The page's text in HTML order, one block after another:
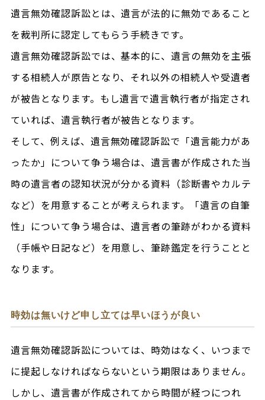
遺言無効確認訴訟とは、遺言が法的に無効であること
を裁判所に認定してもらう手続きです。
遺言無効確認訴訟では、基本的に、遺言の無効を主張
する相続人が原告となり、それ以外の相続人や受遺者
が被告となります。もし遺言で遺言執行者が指定され
ていれば、遺言執行者が被告となります。
そして、例えば、遺言無効確認訴訟で「遺言能力があ
ったか」について争う場合は、遺言書が作成された当
時の遺言者の認知状況が分かる資料（診断書やカルテ
など）を用意することが考えられます。「遺言の自筆
性」について争う場合は、遺言者の筆跡がわかる資料
（手帳や日記など）を用意し、筆跡鑑定を行うことと
なります。
時効は無いけど申し立ては早いほうが良い
遺言無効確認訴訟については、時効はなく、いつまで
に提起しなければならないという期限はありません。
しかし、遺言書が作成されてから時間が経つにつれ